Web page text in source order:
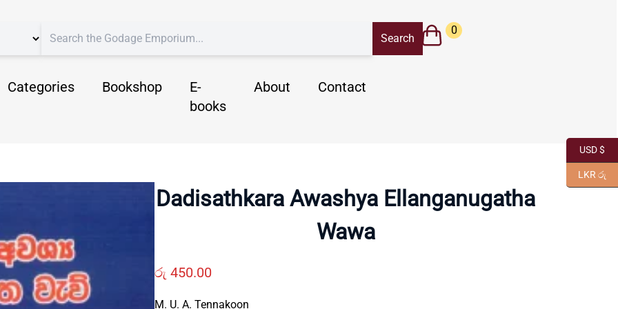
Categories Bookshop
E-
books
About Contact
0
Dadisathkara Awashya Ellanganugatha
Wawa
රු 450.00
M. U. A. Tennakoon
USD $
LKR රු